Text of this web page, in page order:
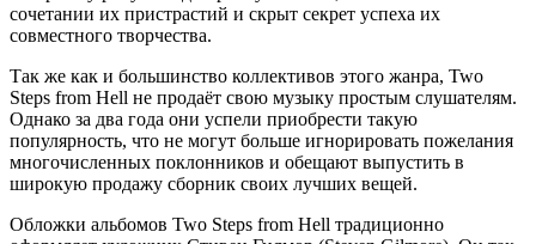
сочетании их пристрастий и скрыт секрет успеха их
совместного творчества.
Так же как и большинство коллективов этого жанра, Two
Steps from Hell не продаёт свою музыку простым слушателям.
Однако за два года они успели приобрести такую
популярность, что не могут больше игнорировать пожелания
многочисленных поклонников и обещают выпустить в
широкую продажу сборник своих лучших вещей.
Обложки альбомов Two Steps from Hell традиционно